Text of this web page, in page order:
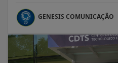
GENESIS COMUNICAÇÃO